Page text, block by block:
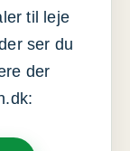
til leje
ser du
der